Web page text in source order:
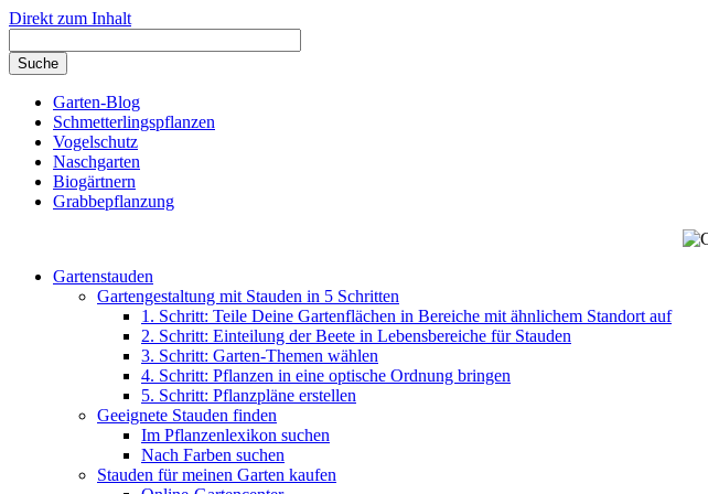
Direkt zum Inhalt
Garten-Blog
Schmetterlingspflanzen
Vogelschutz
Naschgarten
Biogärtnern
Grabbepflanzung
Gartenstauden
Gartengestaltung mit Stauden in 5 Schritten
1. Schritt: Teile Deine Gartenflächen in Bereiche mit ähnlichem Standort auf
2. Schritt: Einteilung der Beete in Lebensbereiche für Stauden
3. Schritt: Garten-Themen wählen
4. Schritt: Pflanzen in eine optische Ordnung bringen
5. Schritt: Pflanzpläne erstellen
Geeignete Stauden finden
Im Pflanzenlexikon suchen
Nach Farben suchen
Stauden für meinen Garten kaufen